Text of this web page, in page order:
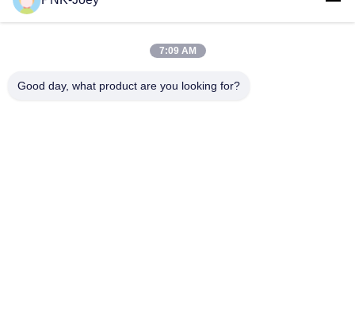
008613580404923
7:09 AM
Good day, what product are you looking for?